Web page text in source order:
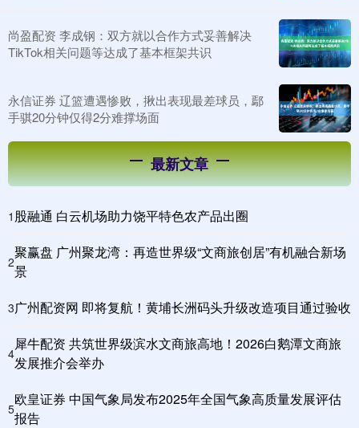
尚盈配资 李成钢：双方就以合作方式妥善解决
TikTok相关问题等达成了基本框架共识
永信证券 辽篮遭遇惨败，揪出表现最差球员，鄢
手骐20分钟仅得2分难撑场面
最新文章
1 股融通 白云机场助力饶平特色农产品出圈
2
聚赢盘 广州聚龙湾：再造世界级“文商旅创居”有机融合新场
景
3广州配资网 即将复航！黄埔长洲码头升级改造项目通过验收
4
犀牛配资 共筑世界级滨水文商旅高地！2026白鹅潭文商旅
发展推介会举办
5
欧皇证券 中国气象局发布2025年全国气象高质量发展评估
报告